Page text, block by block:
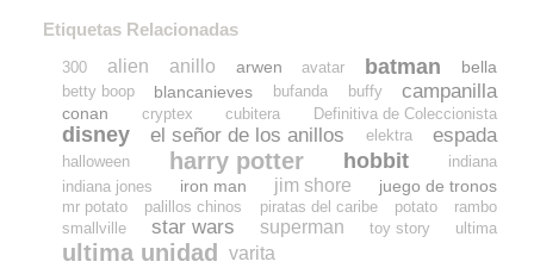
Etiquetas Relacionadas
300 alien anillo arwen avatar batman bella
betty boop blancanieves bufanda buffy campanilla
conan cryptex cubitera Definitiva de Coleccionista
disney el señor de los anillos elektra espada
halloween harry potter hobbit
indiana
indiana jones
iron man jim shore juego de tronos
mr potato palillos chinos piratas del caribe potato
rambo
smallville
star wars superman toy story ultima
ultima unidad varita